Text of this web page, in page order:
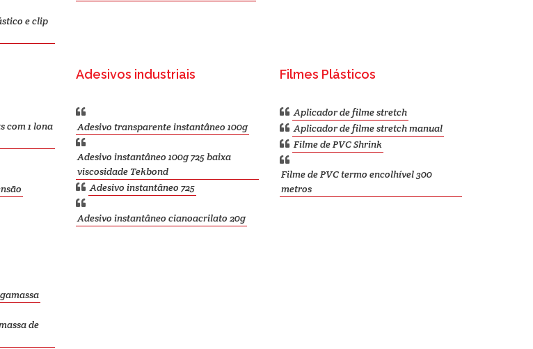
e clip
com 1 lona
Adesivos industriais
Adesivo transparente instantâneo 100g
Adesivo instantâneo 100g 725 baixa
viscosidade Tekbond
Adesivo instantâneo 725
Adesivo instantâneo cianoacrilato 20g
Filmes Plásticos
Aplicador de filme stretch
Aplicador de filme stretch manual
Filme de PVC Shrink
Filme de PVC termo encolhível 300
metros
de